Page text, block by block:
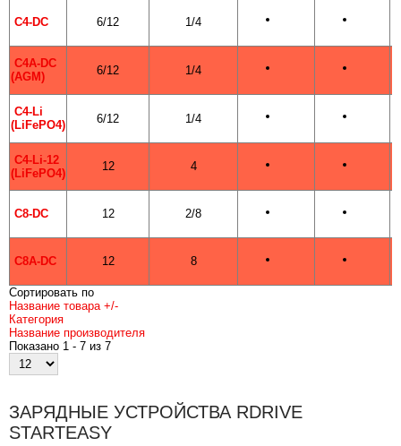
С4-DC 6/12 1/4
С4A-DC
(AGM)
6/12 1/4
C4-Li
(LiFePO4)
6/12 1/4
C4-Li-12
(LiFePO4)
12 4
C8-DC 12 2/8
C8A-DC 12 8
Сортировать по
Название товара +/-
Категория
Название производителя
Показано 1 - 7 из 7
ЗАРЯДНЫЕ УСТРОЙСТВА RDRIVE
STARTEASY